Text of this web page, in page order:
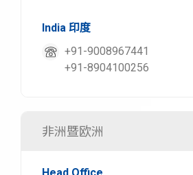
India 印度
+91-9008967441
+91-8904100256
非洲暨欧洲